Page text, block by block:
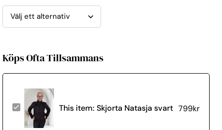
Köps Ofta Tillsammans
Skjorta
Natasja
This item: Skjorta Natasja svart 799kr